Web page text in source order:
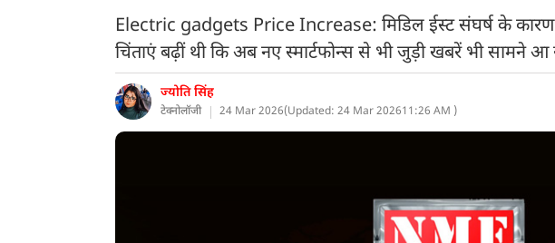
Electric gadgets Price Increase: मिडिल ईस्ट संघर्ष के कारण
चिंताएं बढ़ीं थी कि अब नए स्मार्टफोन्स से भी जुड़ी खबरें भी सामने आ
ज्योति सिंह
टेक्नोलॉजी 24 Mar 2026(Updated: 24 Mar 202611:26 AM )